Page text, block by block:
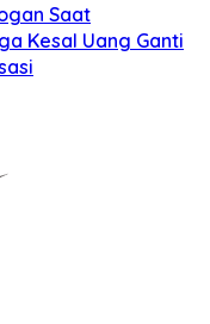
Saat
Kesal Uang Ganti